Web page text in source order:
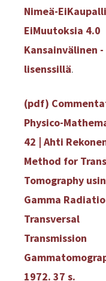
Nimeä-
EiMuutoksia 4.0
Kansainvälinen -
lisenssillä.
(pdf)
Physico-
42 | Ahti
Method for
Tomography
Gamma
Transversal
Transmission
1972. 37 s.